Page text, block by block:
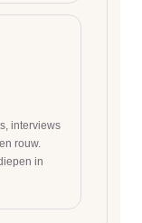
interviews
rouw.
in